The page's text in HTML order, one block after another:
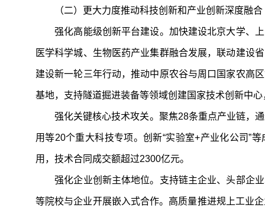
（二）更大力度推动科技创新和产业创新深度融合
强化高能级创新平台建设。加快建设北京大学、上
医学科学城、生物医药产业集群融合发展，联动建设
建设新一轮三年行动，推动中原农谷与周口国家农高
基地，支持隧道掘进装备等领域创建国家技术创新中
强化关键核心技术攻关。聚焦28条重点产业链，通
用等20个重大科技专项。创新“实验室+产业化公司”
用，技术合同成交额超过2300亿元。
强化企业创新主体地位。支持链主企业、头部企业
等院校与企业开展嵌入式合作。高质量推进规上工业